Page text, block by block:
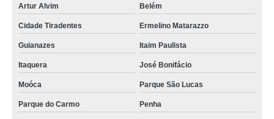
Artur Alvim Belém
Cidade Tiradentes Ermelino Matarazzo
Guianazes Itaim Paulista
Itaquera José Bonifácio
Moóca Parque São Lucas
Parque do Carmo Penha